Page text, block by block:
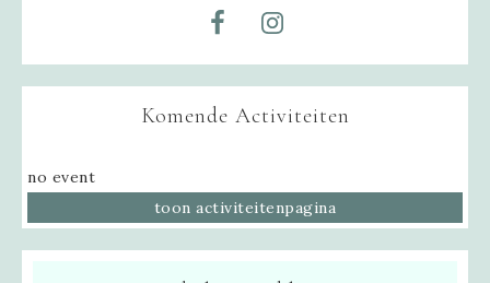
Komende Activiteiten
no event
toon activiteitenpagina